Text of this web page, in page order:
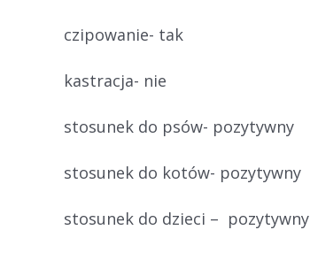
czipowanie- tak
kastracja- nie
stosunek do psów- pozytywny
stosunek do kotów- pozytywny
stosunek do dzieci – pozytywny